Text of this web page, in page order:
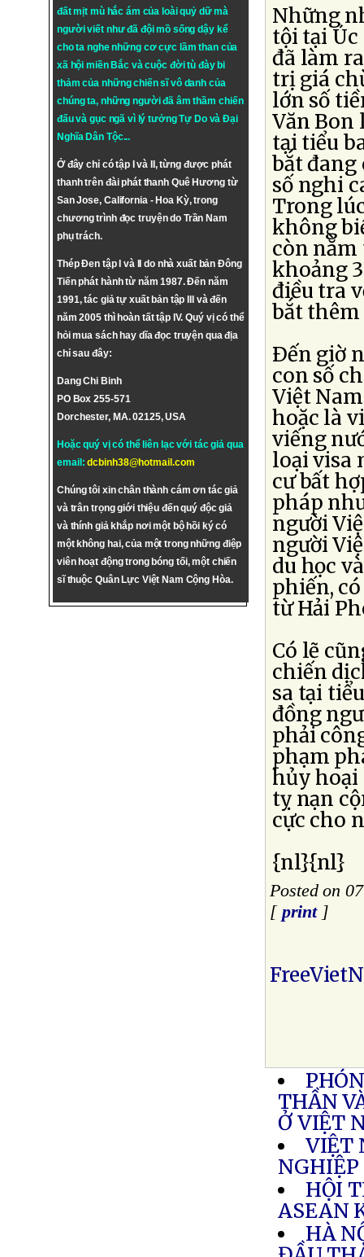
đất mịt mù hắc ám của loài quỷ dữ mà
người viết như đã đội mồ sống dậy kể
cho ta nghe những cơ cực lầm than của
xã hội miền Bắc và cuộc đời tù đày bi
thảm của những chiến sĩ vô danh của
chúng ta, những người đã âm thầm chiến
đấu và gục ngã vì lý tưởngTự DovàĐại
Nghĩa Dân Tộc...
Ở đây chỉ có tập I và II, từng được phát
thanh trên đài phát thanh Quê Hương từ
San Jose, California - Hoa Kỳ, trong
chương trình đọc truyện do Trần Nam
phụ trách.
Thép Đen tập I và II do nhà xuất bản Đông
Tiến phát hành từ năm 1987. Đến năm
1991, tác giả tự xuất bản tập III và đến
năm 2005 thì hoàn tất tập IV. Quý vị có thể
hỏi mua sách hay dĩa đọc truyện qua địa
chỉ sau đây:
Dang Chi Binh
PO Box 255-571
Dorchester, MA. 02125, USA
Hoặc quý vị có thể liên lạc với tác giả qua
email:dcbinh38@hotmail.com
Chúng tôi xin chân thành cám ơn tác giả
và trân trọng giới thiệu đến quý độc giả
và thính giả khắp nơi một bộ hồi ký có
một không hai, của một trong những điệp
viên hoạt động trong bóng tối, một chiến
sĩ thuộc Quân Lực Việt Nam Cộng Hòa.
Những
tội tại Úc
đã làm
trị giá
lớn số
Văn Bon
tại tiểu
bắt đang
số nghi
Trong
không
còn nằm
khoảng
điều tra
bắt thêm
Ðến giờ
con số
Việt
hoặc là
viếng
loại visa
cư bất
pháp
người
người
du học
phiến,
từ Hải
Có lẽ
chiến
sa tại
đồng
phải
phạm
hủy hoại
tỵ nạn
cực cho
{nl}{nl}
Posted on
[ print]
THẦN
Ở VIỆT
VIỆT
NGHIỆP
HỘI
ASEAN
HÀ